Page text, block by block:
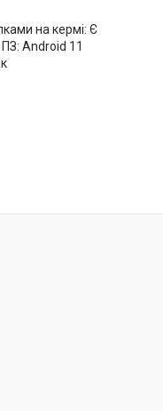
на кермі: Є
Android 11